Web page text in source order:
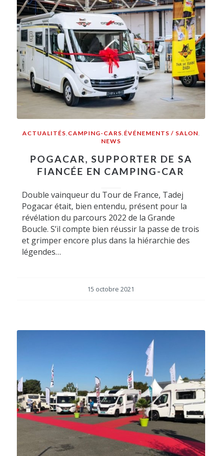
ACTUALITÉS, CAMPING-CARS, ÉVÉNEMENTS / SALON,
NEWS
POGACAR, SUPPORTER DE SA
FIANCÉE EN CAMPING-CAR
Double vainqueur du Tour de France, Tadej
Pogacar était, bien entendu, présent pour la
révélation du parcours 2022 de la Grande
Boucle. S’il compte bien réussir la passe de trois
et grimper encore plus dans la hiérarchie des
légendes…
15 octobre 2021